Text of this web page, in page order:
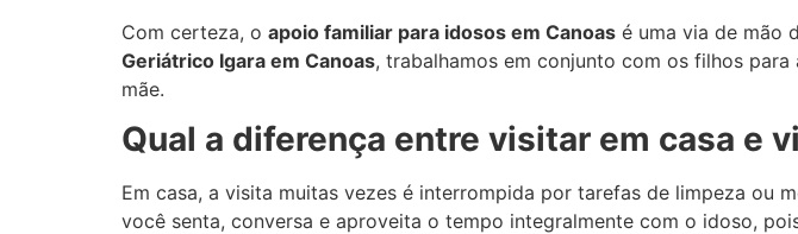
Com certeza, o apoio familiar para idosos em Canoas é uma via de mão
Geriátrico Igara em Canoas, trabalhamos em conjunto com os filhos
mãe.
Qual a diferença entre visitar em casa e
Em casa, a visita muitas vezes é interrompida por tarefas de limpeza ou
você senta, conversa e aproveita o tempo integralmente com o idoso,